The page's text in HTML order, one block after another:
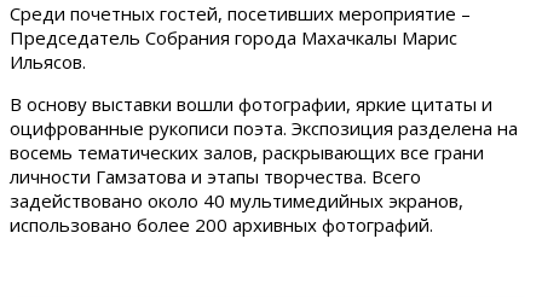
Среди почетных гостей, посетивших мероприятие –
Председатель Собрания города Махачкалы Марис
Ильясов.
В основу выставки вошли фотографии, яркие цитаты и
оцифрованные рукописи поэта. Экспозиция разделена на
восемь тематических залов, раскрывающих все грани
личности Гамзатова и этапы творчества. Всего
задействовано около 40 мультимедийных экранов,
использовано более 200 архивных фотографий.